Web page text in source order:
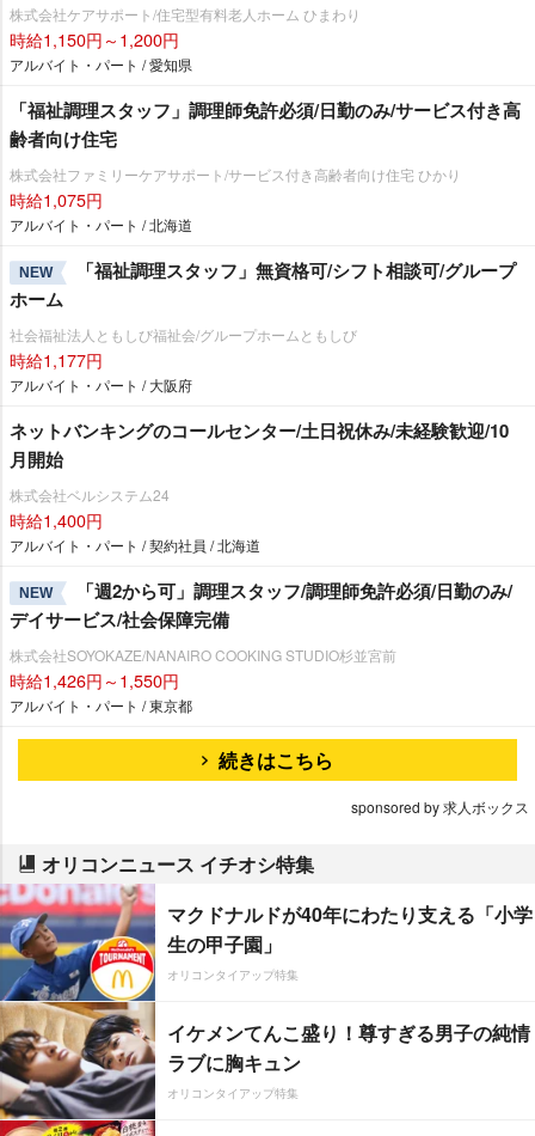
株式会社ケアサポート/住宅型有料老人ホーム ひまわり
時給1,150円～1,200円
アルバイト・パート / 愛知県
「福祉調理スタッフ」調理師免許必須/日勤のみ/サービス付き高
齢者向け住宅
株式会社ファミリーケアサポート/サービス付き高齢者向け住宅 ひかり
時給1,075円
アルバイト・パート / 北海道
NEW
「福祉調理スタッフ」無資格可/シフト相談可/グループ
ホーム
社会福祉法人ともしび福祉会/グループホームともしび
時給1,177円
アルバイト・パート / 大阪府
ネットバンキングのコールセンター/土日祝休み/未経験歓迎/10
月開始
株式会社ベルシステム24
時給1,400円
アルバイト・パート / 契約社員 / 北海道
NEW
「週2から可」調理スタッフ/調理師免許必須/日勤のみ/
デイサービス/社会保障完備
株式会社SOYOKAZE/NANAIRO COOKING STUDIO杉並宮前
時給1,426円～1,550円
アルバイト・パート / 東京都
続きはこちら
sponsored by 求人ボックス
オリコンニュース イチオシ特集
マクドナルドが40年にわたり支える「小学
生の甲子園」
オリコンタイアップ特集
イケメンてんこ盛り！尊すぎる男子の純情
ラブに胸キュン
オリコンタイアップ特集